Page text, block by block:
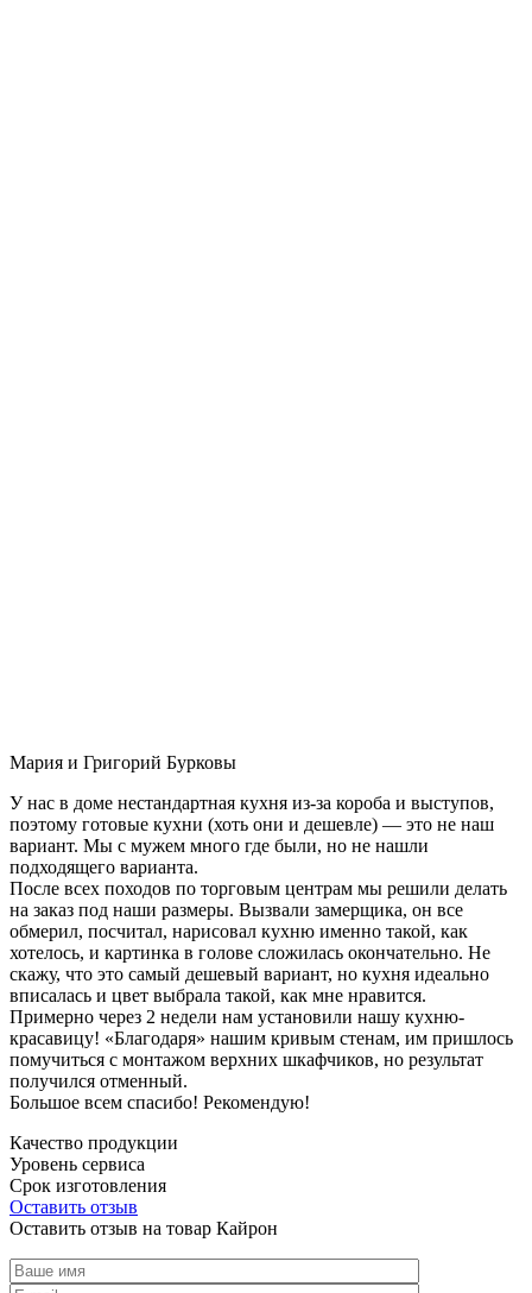
Мария и Григорий Бурковы
У нас в доме нестандартная кухня из-за короба и выступов,
поэтому готовые кухни (хоть они и дешевле) — это не наш
вариант. Мы с мужем много где были, но не нашли
подходящего варианта.
После всех походов по торговым центрам мы решили делать
на заказ под наши размеры. Вызвали замерщика, он все
обмерил, посчитал, нарисовал кухню именно такой, как
хотелось, и картинка в голове сложилась окончательно. Не
скажу, что это самый дешевый вариант, но кухня идеально
вписалась и цвет выбрала такой, как мне нравится.
Примерно через 2 недели нам установили нашу кухню-
красавицу! «Благодаря» нашим кривым стенам, им пришлось
помучиться с монтажом верхних шкафчиков, но результат
получился отменный.
Большое всем спасибо! Рекомендую!
Качество продукции
Уровень сервиса
Срок изготовления
Оставить отзыв
Оставить отзыв на товар Кайрон